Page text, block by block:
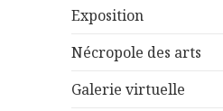
Exposition
Nécropole des arts
Galerie virtuelle